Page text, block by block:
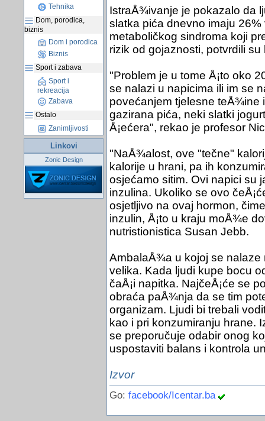
Tehnika
Dom, porodica,
biznis
Dom i porodica
Biznis
Sport i zabava
Sport i
rekreacija
Zabava
Ostalo
Zanimljivosti
Linkovi
Zonic Design
IstraÅ¾ivanje je pokazalo da
slatka pića dnevno imaju
metaboličkog sindroma koji
rizik od gojaznosti, potvrdili
"Problem je u tome Å¡to oko
se nalazi u napicima ili im se
povećanjem tjelesne teÅ¾ine
gazirana pića, neki slatki
Å¡ećera", rekao je profesor
"NaÅ¾alost, ove "tečne"
kalorije u hrani, pa ih
osjećamo sitim. Ovi napici su
inzulina. Ukoliko se ovo
osjetljivo na ovaj hormon,
inzulin, Å¡to u kraju moÅ¾e
nutristionistica Susan Jebb.
AmbalaÅ¾a u kojoj se nalaze
velika. Kada ljudi kupe bocu
čaÅ¡i napitka. NajčeÅ¡će se
obraća paÅ¾nja da se tim
organizam. Ljudi bi trebali
kao i pri konzumiranju hrane.
se preporučuje odabir onog
uspostaviti balans i kontrola
Izvor
Go: facebook/Icentar.ba